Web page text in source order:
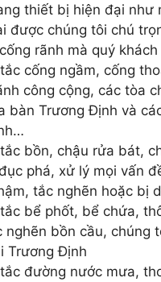
thiết bị hiện đại như
được chúng tôi chú
rãnh mà quý
cống ngầm, cống
công cộng, các tòa
bàn Trương Định và
bồn, chậu rửa bát,
phá, xử lý mọi vấn
tắc nghẽn hoặc bị
bể phốt, bể chứa,
nghẽn bồn cầu, chúng
Trương Định
đường nước mưa,